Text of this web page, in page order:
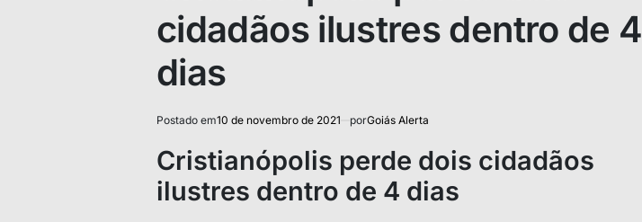
cidadãos ilustres dentro de 4
dias
Postado em10 de novembro de 2021 porGoiás Alerta
Cristianópolis perde dois cidadãos
ilustres dentro de 4 dias